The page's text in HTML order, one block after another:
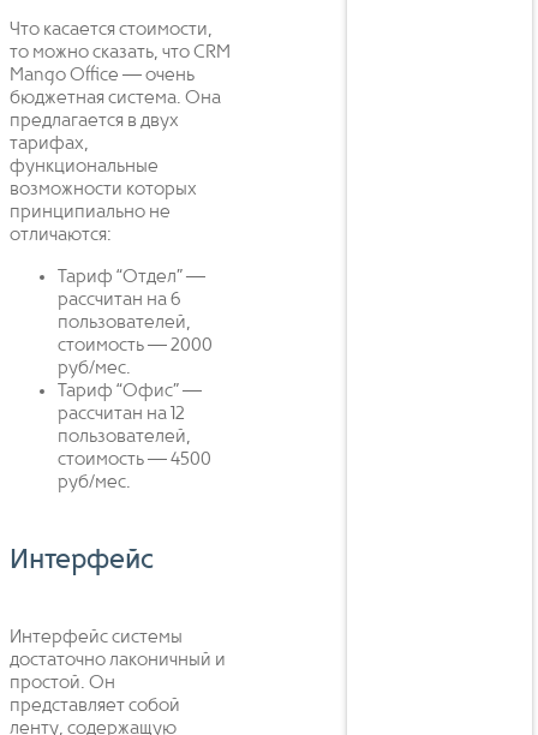
Что касается стоимости,
то можно сказать, что CRM
Mango Office — очень
бюджетная система. Она
предлагается в двух
тарифах,
функциональные
возможности которых
принципиально не
отличаются:
Тариф “Отдел” —
рассчитан на 6
пользователей,
стоимость — 2000
руб/мес.
Тариф “Офис” —
рассчитан на 12
пользователей,
стоимость — 4500
руб/мес.
Интерфейс
Интерфейс системы
достаточно лаконичный и
простой. Он
представляет собой
ленту, содержащую